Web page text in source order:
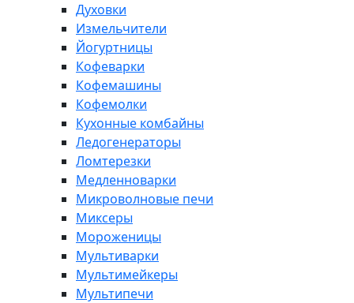
Духовки
Измельчители
Йогуртницы
Кофеварки
Кофемашины
Кофемолки
Кухонные комбайны
Ледогенераторы
Ломтерезки
Медленноварки
Микроволновые печи
Миксеры
Мороженицы
Мультиварки
Мультимейкеры
Мультипечи